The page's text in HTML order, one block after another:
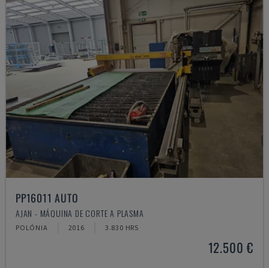
PP16011 AUTO
AJAN - MÁQUINA DE CORTE A PLASMA
POLÓNIA 2016 3.830 HRS
12.500 €